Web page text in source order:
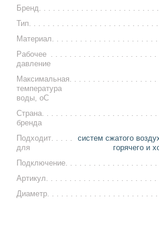
Бренд
Тип
Материал
Рабочее
давление
Максимальная
температура
воды, оС
Страна
бренда
Подходит
для
систем сжатого
горячего и
Подключение
Артикул
Диаметр